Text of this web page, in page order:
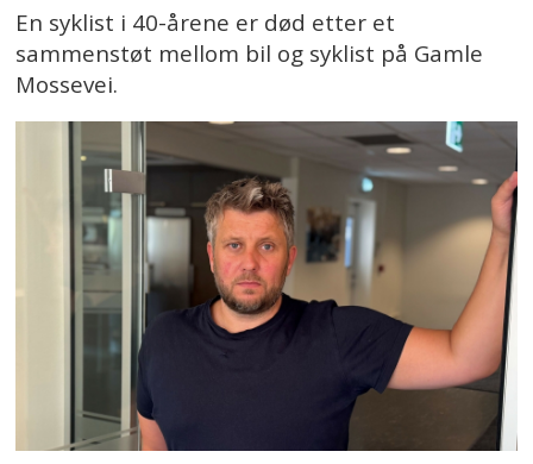
En syklist i 40-årene er død etter et
sammenstøt mellom bil og syklist på Gamle
Mossevei.